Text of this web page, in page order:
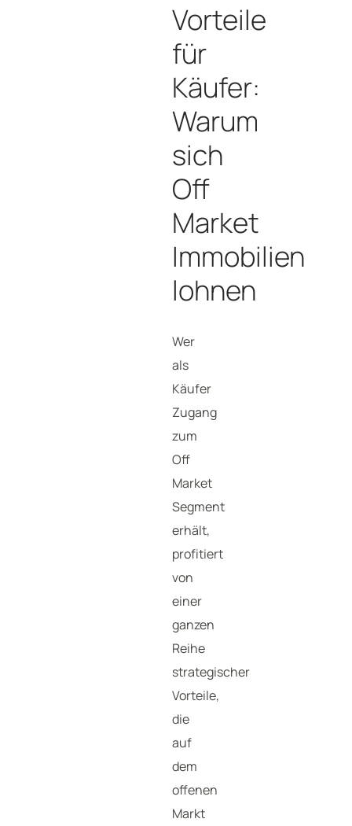
Vorteile
für
Käufer:
Warum
sich
Off
Market
Immobilien
lohnen
Wer
als
Käufer
Zugang
zum
Off
Market
Segment
erhält,
profitiert
von
einer
ganzen
Reihe
strategischer
Vorteile,
die
auf
dem
offenen
Markt